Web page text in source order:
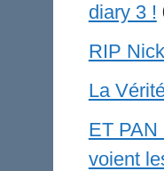
diary 3 !
RIP
La
ET
voient